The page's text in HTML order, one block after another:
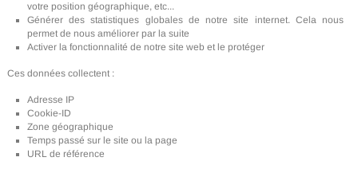
votre position géographique, etc...
Générer des statistiques globales de notre site internet. Cela nous
permet de nous améliorer par la suite
Activer la fonctionnalité de notre site web et le protéger
Ces données collectent :
Adresse IP
Cookie-ID
Zone géographique
Temps passé sur le site ou la page
URL de référence